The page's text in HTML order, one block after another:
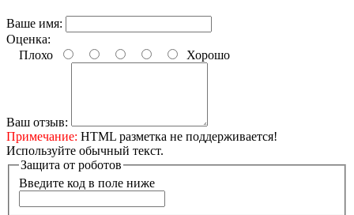
Ваше имя:
Оценка:
Плохо
Хорошо
Ваш отзыв:
Примечание: HTML разметка не поддерживается!
Используйте обычный текст.
Защита от роботов
Введите код в поле ниже